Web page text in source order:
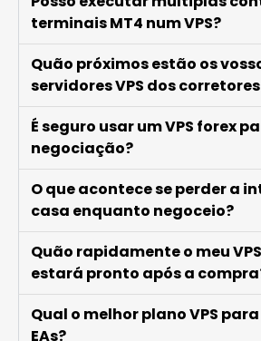
terminais MT4 num VPS?
Quão próximos estão os
servidores VPS dos corretores
É seguro usar um VPS forex
negociação?
O que acontece se perder a
casa enquanto negoceio?
Quão rapidamente o meu
estará pronto após a
Qual o melhor plano VPS
EAs?